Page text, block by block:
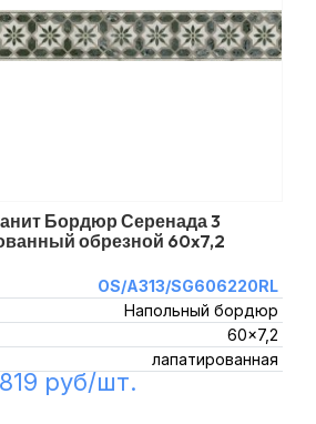
Бордюр Серенада 3
обрезной 60x7,2
OS/A313/SG606220RL
Напольный бордюр
60x7,2
лапатированная
руб/шт.